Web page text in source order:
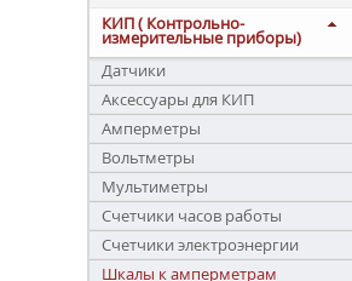
КИП ( Контрольно-
измерительные приборы)
Датчики
Аксессуары для КИП
Амперметры
Вольтметры
Мультиметры
Счетчики часов работы
Счетчики электроэнергии
Шкалы к амперметрам